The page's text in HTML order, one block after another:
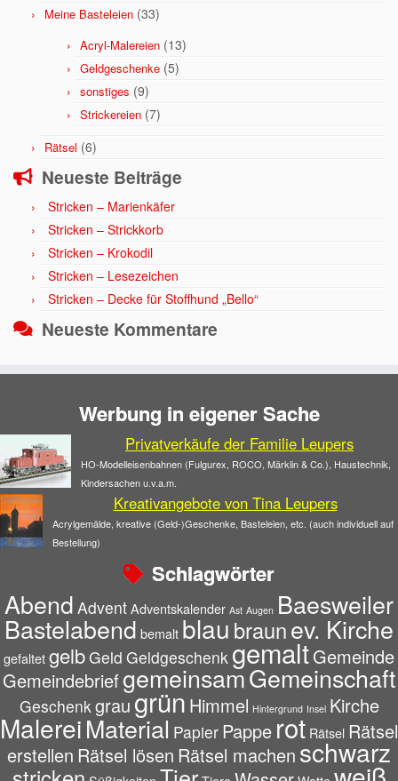
Meine Basteleien (33)
Acryl-Malereien (13)
Geldgeschenke (5)
sonstiges (9)
Strickereien (7)
Rätsel (6)
Neueste Beiträge
Stricken – Marienkäfer
Stricken – Strickkorb
Stricken – Krokodil
Stricken – Lesezeichen
Stricken – Decke für Stoffhund „Bello“
Neueste Kommentare
Werbung in eigener Sache
Privatverkäufe der Familie Leupers
HO-Modelleisenbahnen (Fulgurex, ROCO, Märklin & Co.), Haustechnik,
Kindersachen u.v.a.m.
Kreativangebote von Tina Leupers
Acrylgemälde, kreative (Geld-)Geschenke, Basteleien, etc. (auch individuell auf
Bestellung)
Schlagwörter
Abend AdventAdventskalender Ast Augen Baesweiler
Bastelabend bemalt blau braunev. Kirche
gefaltetgelbGeld Geldgeschenk gemaltGemeinde
GemeindebriefgemeinsamGemeinschaft
Geschenkgraugrün Himmel Hintergrund Insel Kirche
MalereiMaterial Papier Pappe rot Rätsel Rätsel
erstellen Rätsel lösen Rätsel machen schwarz